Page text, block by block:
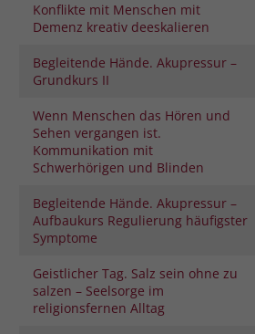
Konflikte mit Menschen mit
Demenz kreativ deeskalieren
Begleitende Hände. Akupressur –
Grundkurs II
Wenn Menschen das Hören und
Sehen vergangen ist.
Kommunikation mit
Schwerhörigen und Blinden
Begleitende Hände. Akupressur –
Aufbaukurs Regulierung häufigster
Symptome
Geistlicher Tag. Salz sein ohne zu
salzen – Seelsorge im
religionsfernen Alltag